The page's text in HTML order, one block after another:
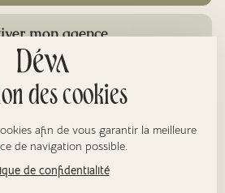
mon agence
des cookies
afin de vous garantir la meilleure
de navigation possible.
de confidentialité